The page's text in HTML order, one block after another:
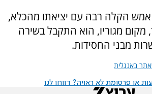
אמש הקלה רבה עם יציאתו מהכלא,
מקום מגוריו, הוא התקבל בשירה
מבני החסידות.
באנגלית
או פרסומת לא ראויה? דווחו לנו